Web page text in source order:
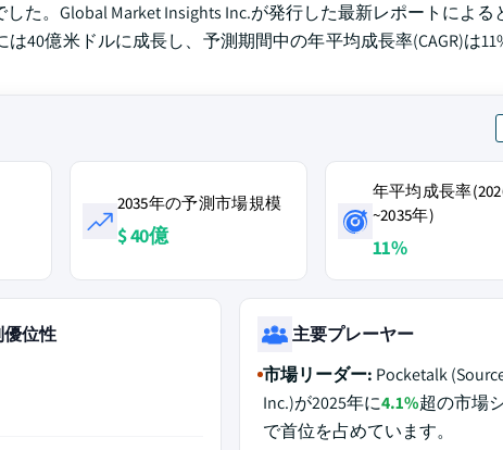
た。Global Market Insights Inc.が発行した最新レポートによる
40億米ドルに成長し、予測期間中の年平均成長率(CAGR)は
2035年の予測市場規模
$ 40億
年平均成長率
~2035年)
11%
位性
主要プレーヤー
市場リーダー: Pocketalk
Inc.)が2025年に4.1%超の市場
で首位を占めています。